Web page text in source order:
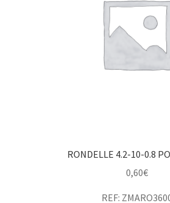
RONDELLE 4.2-10-0.8
0,60€
REF: